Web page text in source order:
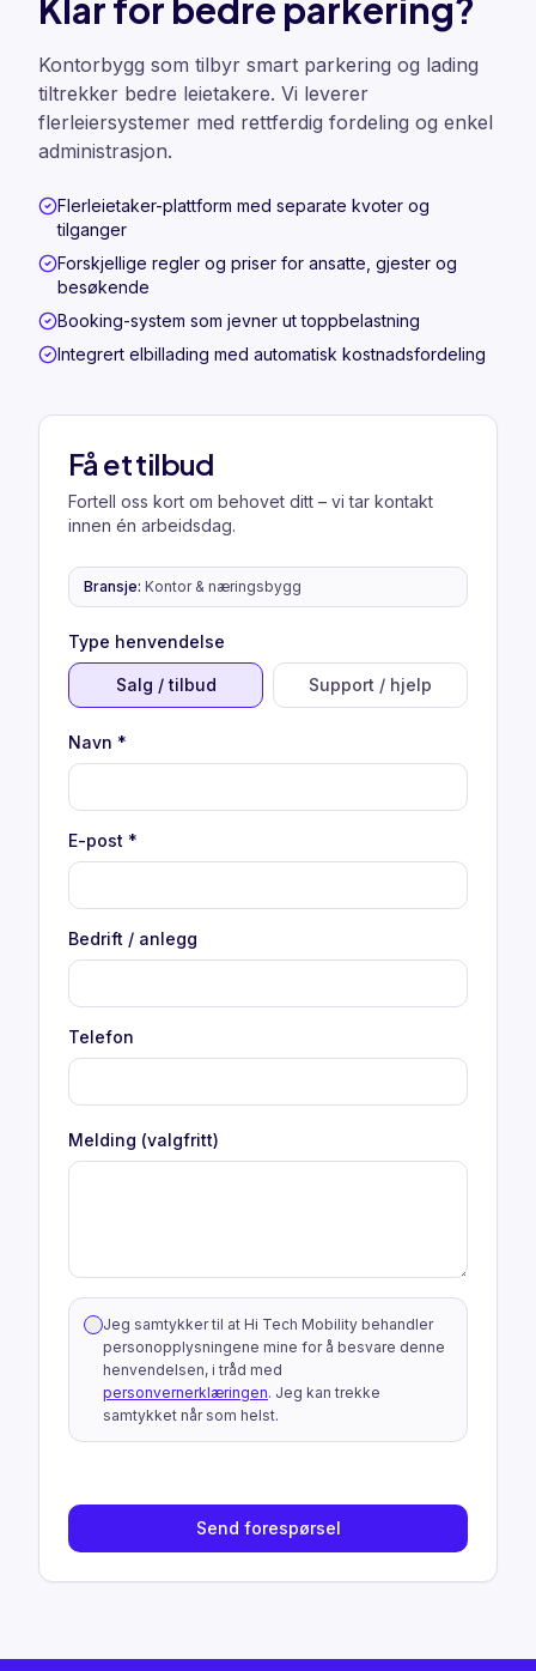
Klar for bedre parkering?
Kontorbygg som tilbyr smart parkering og lading
tiltrekker bedre leietakere. Vi leverer
flerleiersystemer med rettferdig fordeling og enkel
administrasjon.
Flerleietaker-plattform med separate kvoter og
tilganger
Forskjellige regler og priser for ansatte, gjester og
besøkende
Booking-system som jevner ut toppbelastning
Integrert elbillading med automatisk kostnadsfordeling
Få et tilbud
Fortell oss kort om behovet ditt – vi tar kontakt
innen én arbeidsdag.
Bransje: Kontor & næringsbygg
Type henvendelse
Salg / tilbud Support / hjelp
Navn *
E-post *
Bedrift / anlegg
Telefon
Melding (valgfritt)
Jeg samtykker til at Hi Tech Mobility behandler
personopplysningene mine for å besvare denne
henvendelsen, i tråd med
personvernerklæringen. Jeg kan trekke
samtykket når som helst.
Send forespørsel